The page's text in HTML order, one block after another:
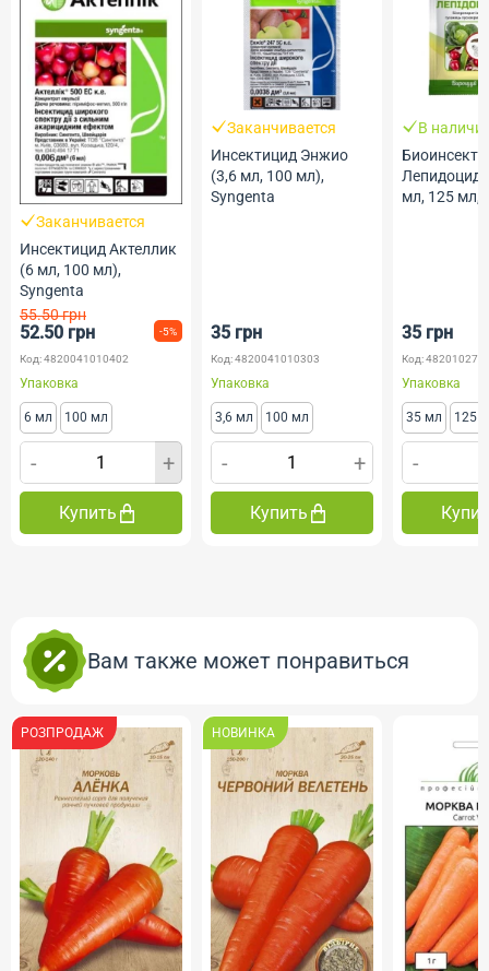
Заканчивается
Инсектицид Актеллик
(6 мл, 100 мл),
Syngenta
55.50 грн
52.50 грн -5%
Код: 4820041010402
Упаковка
6 мл 100 мл
- +
Купить
Заканчивается
Инсектицид Энжио
(3,6 мл, 100 мл),
Syngenta
35 грн
Код: 4820041010303
Упаковка
3,6 мл 100 мл
- +
Купить
В
мл, 125 мл,
35 грн
Код:
Упаковка
35 мл 125
-
Вам также может понравиться
РОЗПРОДАЖ НОВИНКА